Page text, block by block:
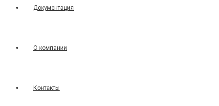
Документация
О компании
Контакты